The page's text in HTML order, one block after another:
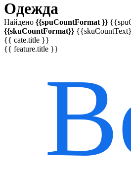
Одежда
Найдено {{spuCountFormat }}
{{skuCountFormat}}
{{ cate.title }}
{{ feature.title }}
{{ featureTitle }}